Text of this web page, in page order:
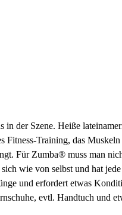
der Szene. Heiße
Training, das
Für Zumba® muss man
wie von selbst und hat
und erfordert etwas
evtl. Handtuch und